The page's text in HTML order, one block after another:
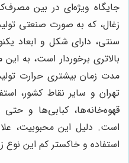
جایگاه ویژه‌ای در بین
زغال، که به صورت صنعتی
سنتی، دارای شکل و ابعاد
بالاتری برخوردار است، به
مدت زمان بیشتری حرارت
تهران و سایر نقاط کشور،
قهوه‌خانه‌ها، کبابی‌ها و
است. دلیل این محبوبیت،
استفاده و خاکستر کم این